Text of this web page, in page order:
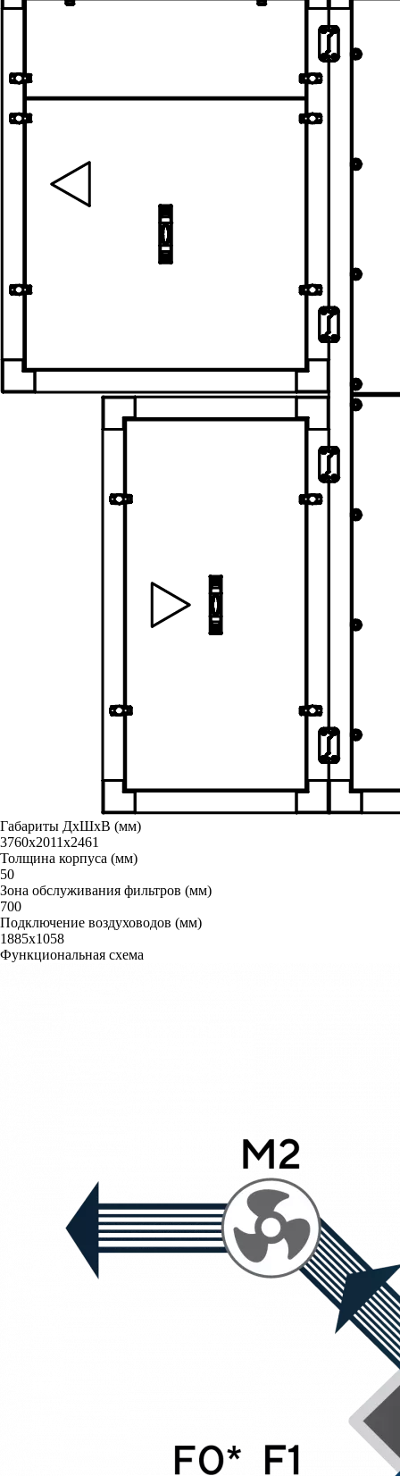
Габариты ДxШxВ (мм)
3760х2011х2461
Толщина корпуса (мм)
50
Зона обслуживания фильтров (мм)
700
Подключение воздуховодов (мм)
1885x1058
Функциональная схема